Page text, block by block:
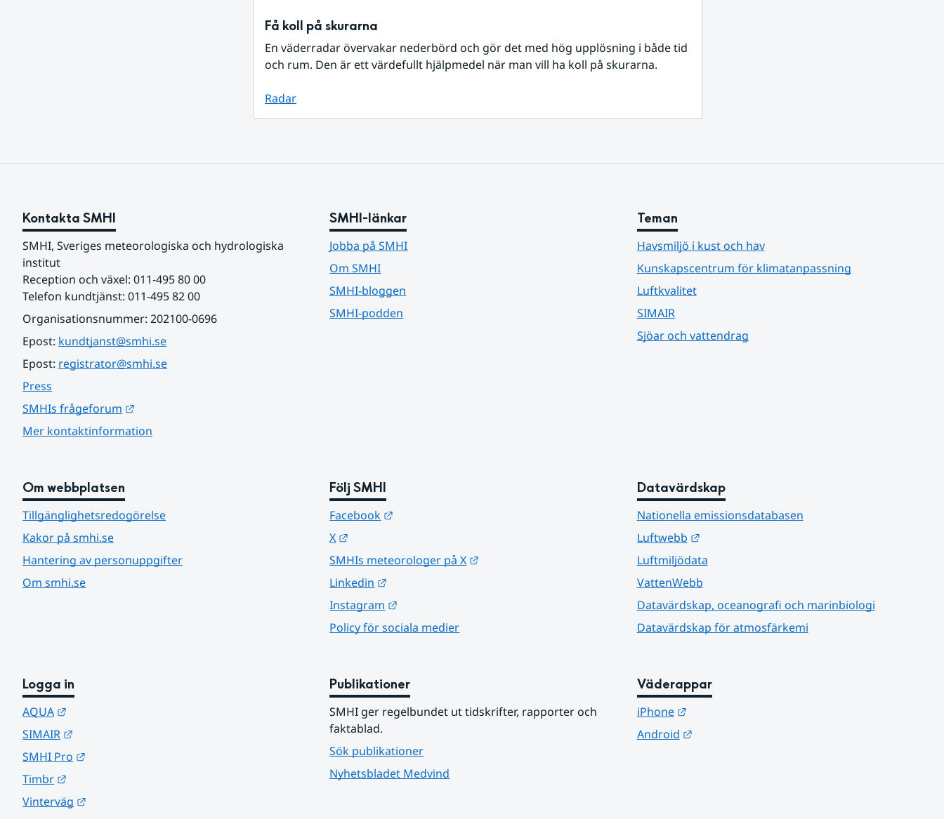
Få koll på skurarna
En väderradar övervakar nederbörd och gör det med hög upplösning i både tid
och rum. Den är ett värdefullt hjälpmedel när man vill ha koll på skurarna.
Radar
Kontakta SMHI
SMHI, Sveriges meteorologiska och hydrologiska
institut
Reception och växel: 011-495 80 00
Telefon kundtjänst: 011-495 82 00
Organisationsnummer: 202100-0696
Epost: kundtjanst@smhi.se
Epost: registrator@smhi.se
Press
SMHIs frågeforum
Mer kontaktinformation
SMHI-länkar
Jobba på SMHI
Om SMHI
SMHI-bloggen
SMHI-podden
Teman
Havsmiljö i kust och hav
Kunskapscentrum för klimatanpassning
Luftkvalitet
SIMAIR
Sjöar och vattendrag
Om webbplatsen
Tillgänglighetsredogörelse
Kakor på smhi.se
Hantering av personuppgifter
Om smhi.se
Följ SMHI
Facebook
X
SMHIs meteorologer på X
Linkedin
Instagram
Policy för sociala medier
Datavärdskap
Nationella emissionsdatabasen
Luftwebb
Länk till annan webbplats.
Luftmiljödata
VattenWebb
Datavärdskap, oceanografi och marinbiologi
Datavärdskap för atmosfärkemi
Logga in
AQUA
SIMAIR
SMHI Pro
Timbr
Vinterväg
Publikationer
SMHI ger regelbundet ut tidskrifter, rapporter och
faktablad.
Sök publikationer
Nyhetsbladet Medvind
Väderappar
iPhone
Länk till annan webbplats.
Android
Länk till annan webbplats.